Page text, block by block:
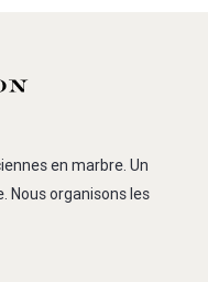
en marbre. Un
Nous organisons les